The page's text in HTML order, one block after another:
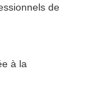
de
à la